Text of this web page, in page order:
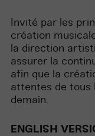
Invité par les
création
la direction
assurer la
afin que la
attentes de tous
demain.
ENGLISH